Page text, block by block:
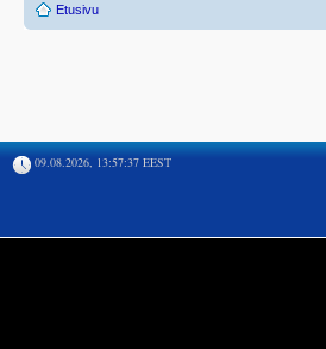
Etusivu
09.08.2026, 13:57:37 EEST